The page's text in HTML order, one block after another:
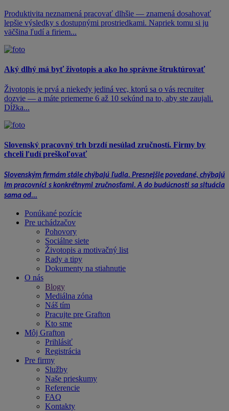
Produktivita neznamená pracovať dlhšie — znamená dosahovať
lepšie výsledky s dostupnými prostriedkami. Napriek tomu si ju
väčšina ľudí a firiem...
Aký dlhý má byť životopis a ako ho správne štruktúrovať
Životopis je prvá a niekedy jediná vec, ktorú sa o vás recruiter
dozvie — a máte priemerne 6 až 10 sekúnd na to, aby ste zaujali.
Dĺžka...
Slovenský pracovný trh brzdí nesúlad zručností. Firmy by
chceli ľudí preškoľovať
Slovenským firmám stále chýbajú ľudia. Presnejšie povedané, chýbajú
im pracovníci s konkrétnymi zručnosťami. A do budúcnosti sa situácia
sama od...
Ponúkané pozície
Pre uchádzačov
Pohovory
Sociálne siete
Životopis a motivačný list
Rady a tipy
Dokumenty na stiahnutie
O nás
Blogy
Mediálna zóna
Náš tím
Pracujte pre Grafton
Kto sme
Môj Grafton
Prihlásiť
Registrácia
Pre firmy
Služby
Naše prieskumy
Referencie
FAQ
Kontakty